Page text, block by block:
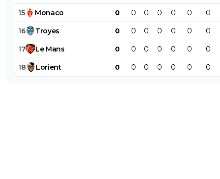
15 Monaco 0 0 0 0 0 0 0
16 Troyes 0 0 0 0 0 0 0
17 Le Mans 0 0 0 0 0 0 0
18 Lorient 0 0 0 0 0 0 0